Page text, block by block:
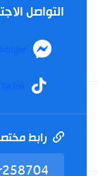
اتصل بنا
من نحن
Facebook
التواصل
TikTok
رابط